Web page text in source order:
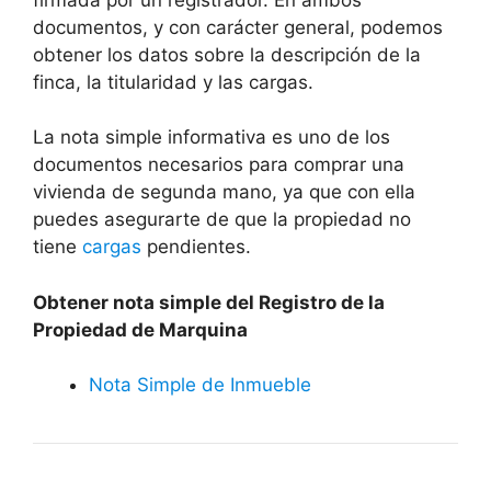
documentos, y con carácter general, podemos
obtener los datos sobre la descripción de la
finca, la titularidad y las cargas.
La nota simple informativa es uno de los
documentos necesarios para comprar una
vivienda de segunda mano, ya que con ella
puedes asegurarte de que la propiedad no
tiene cargas pendientes.
Obtener nota simple del Registro de la
Propiedad de Marquina
Nota Simple de Inmueble